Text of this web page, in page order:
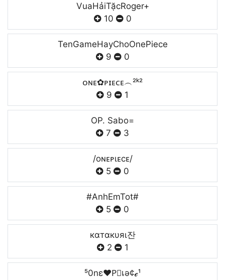
VuaHảiTặcRoger+
10
0
TenGameHayChoOnePiece
9
0
ᴏɴᴇ✿ᴘɪᴇᴄᴇ︵²ᵏ²
9
1
OP. Sabo=
7
3
/oɴᴇᴘιᴇcᴇ/
5
0
#AnhEmTot#
5
0
кαтαкυяι잔
2
1
⁵0nε❤P⃟เǝ¢ℯ¹